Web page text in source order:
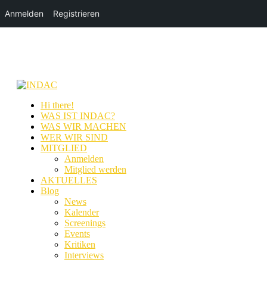
Anmelden Registrieren
Hi there!
WAS IST INDAC?
WAS WIR MACHEN
WER WIR SIND
MITGLIED
Anmelden
Mitglied werden
AKTUELLES
Blog
News
Kalender
Screenings
Events
Kritiken
Interviews